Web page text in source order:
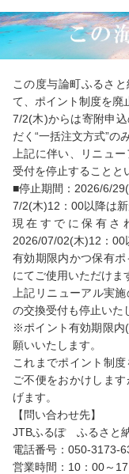
この度与論町ふるさ
て、ポイント制度を廃
7/2(木)からは寄附申
だく“一括注文方式”の
上記に伴い、リニュ
受付を停止することと
■停止期間：2026/6/
7/2(木)12：00以降は
現在すでに保有さ
2026/07/02(木)12：00
有効期限内かつ保有
にてご使用いただけま
上記リニューアル実
の交換受付も停止いた
※ポイント有効期限内
願いいたします。
これまでポイント制
ご不便をおかけしま
げます。
【問い合わせ先】
JTBふるぽ ふるさと
電話番号：050-3173-
営業時間：10：00～